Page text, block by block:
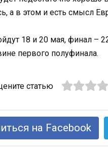
а в этом и есть смысл
18 и 20 мая, финал –
первого полуфинала.
статью
на Facebook